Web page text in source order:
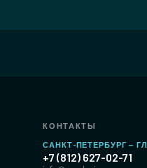
КОНТАКТЫ
САНКТ-ПЕТЕРБУРГ —
+7 (812) 627-02-71